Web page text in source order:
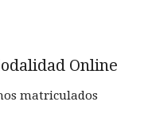
Online
matriculados